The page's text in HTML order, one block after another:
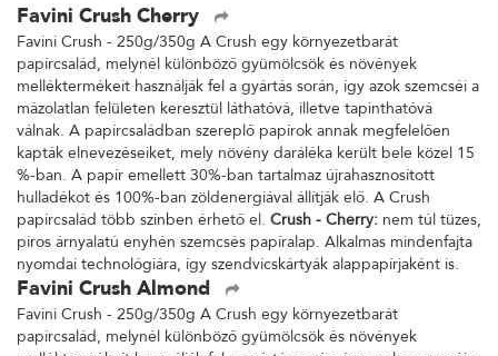
Favini Crush Cherry
Favini Crush - 250g/350g A Crush egy környezetbarát
papírcsalád, melynél különböző gyümölcsök és növények
melléktermékeit használják fel a gyártás során, így azok szemcséi a
mázolatlan felületen keresztül láthatóvá, illetve tapinthatóvá
válnak. A papírcsaládban szereplő papírok annak megfelelően
kapták elnevezéseiket, mely növény daráléka került bele közel 15
%-ban. A papír emellett 30%-ban tartalmaz újrahasznosított
hulladékot és 100%-ban zöldenergiával állítják elő. A Crush
papírcsalád több színben érhető el. Crush - Cherry: nem túl tüzes,
piros árnyalatú enyhén szemcsés papíralap. Alkalmas mindenfajta
nyomdai technológiára, így szendvicskártyák alappapírjaként is.
Favini Crush Almond
Favini Crush - 250g/350g A Crush egy környezetbarát
papírcsalád, melynél különböző gyümölcsök és növények